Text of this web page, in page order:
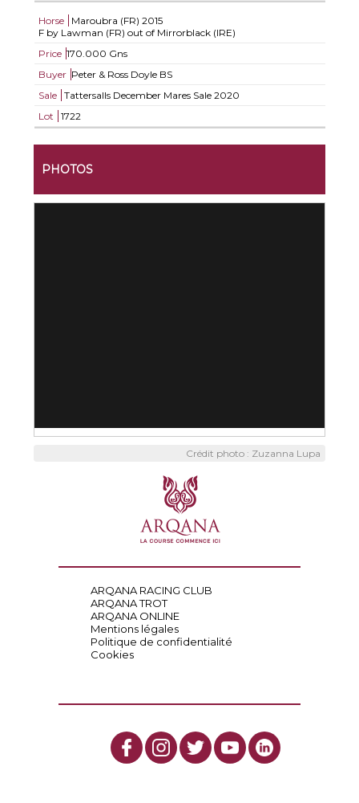
Horse Maroubra (FR) 2015
F by Lawman (FR) out of Mirrorblack (IRE)
Price 170.000 Gns
Buyer Peter & Ross Doyle BS
Sale
Tattersalls December Mares Sale 2020
Lot
1722
PHOTOS
Crédit photo : Zuzanna Lupa
ARQANA RACING CLUB
ARQANA TROT
ARQANA ONLINE
Mentions légales
Politique de confidentialité
Cookies